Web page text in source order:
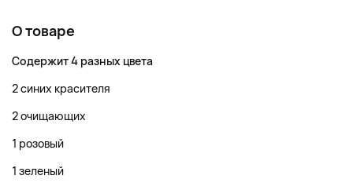
О товаре
Содержит 4 разных цвета
2 синих красителя
2 очищающих
1 розовый
1 зеленый